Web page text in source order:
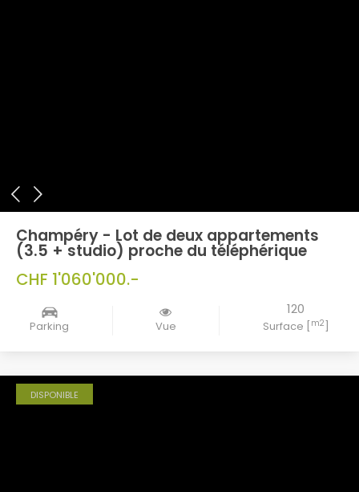
Champéry - Lot de deux appartements
(3.5 + studio) proche du téléphérique
CHF 1'060'000.-
Parking Vue
120
Surface [m2]
DISPONIBLE